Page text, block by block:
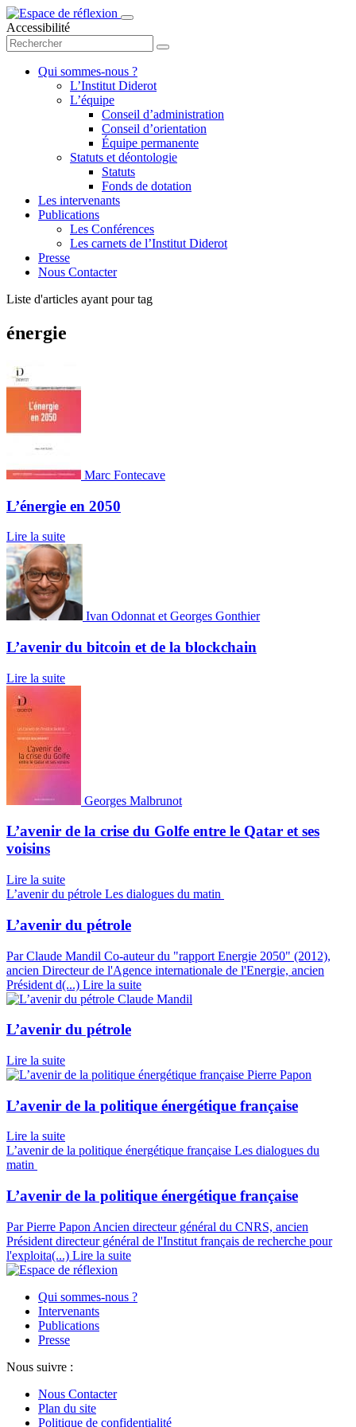
Accessibilité
Qui sommes-nous ?
L’Institut Diderot
L’équipe
Conseil d’administration
Conseil d’orientation
Équipe permanente
Statuts et déontologie
Statuts
Fonds de dotation
Les intervenants
Publications
Les Conférences
Les carnets de l’Institut Diderot
Presse
Nous Contacter
Liste d'articles ayant pour tag
énergie
Marc Fontecave
L’énergie en 2050
Lire la suite
Ivan Odonnat et Georges Gonthier
L’avenir du bitcoin et de la blockchain
Lire la suite
Georges Malbrunot
L’avenir de la crise du Golfe entre le Qatar et ses
voisins
Lire la suite
L’avenir du pétrole Les dialogues du matin
L’avenir du pétrole
Par Claude Mandil Co-auteur du "rapport Energie 2050" (2012),
ancien Directeur de l'Agence internationale de l'Energie, ancien
Président d(...) Lire la suite
Claude Mandil
L’avenir du pétrole
Lire la suite
Pierre Papon
L’avenir de la politique énergétique française
Lire la suite
L’avenir de la politique énergétique française Les dialogues du
matin
L’avenir de la politique énergétique française
Par Pierre Papon Ancien directeur général du CNRS, ancien
Président directeur général de l'Institut français de recherche pour
l'exploita(...) Lire la suite
Qui sommes-nous ?
Intervenants
Publications
Presse
Nous suivre :
Nous Contacter
Plan du site
Politique de confidentialité